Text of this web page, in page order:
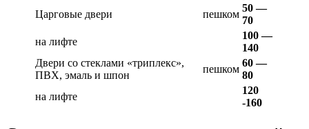
Царговые двери
пешком
50 —
70
на лифте
100 —
140
Двери со стеклами «триплекс»,
ПВХ, эмаль и шпон
пешком
60 —
80
на лифте
120
-160